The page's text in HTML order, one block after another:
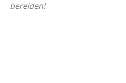
bereiden!